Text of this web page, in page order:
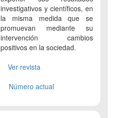
investigativos y científicos, en
la misma medida que se
promuevan mediante su
intervención cambios
positivos en la sociedad.
Ver revista
Número actual